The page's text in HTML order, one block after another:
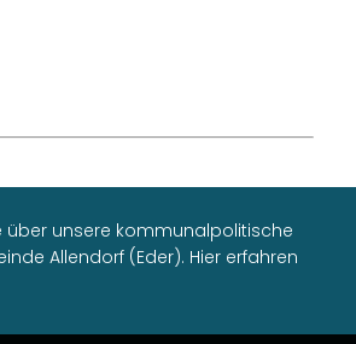
über unsere kommunalpolitische
Allendorf (Eder). Hier erfahren